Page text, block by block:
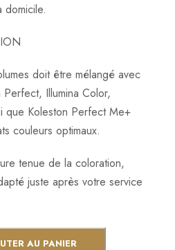
doit être mélangé avec
Illumina Color,
que Koleston Perfect Me+
couleurs optimaux.
tenue de la coloration,
juste après votre service
AU PANIER